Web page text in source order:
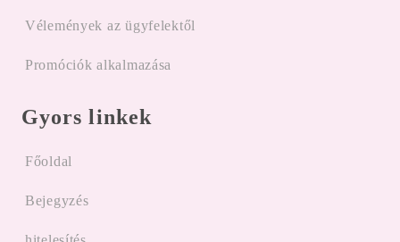
Vélemények az ügyfelektől
Promóciók alkalmazása
Gyors linkek
Főoldal
Bejegyzés